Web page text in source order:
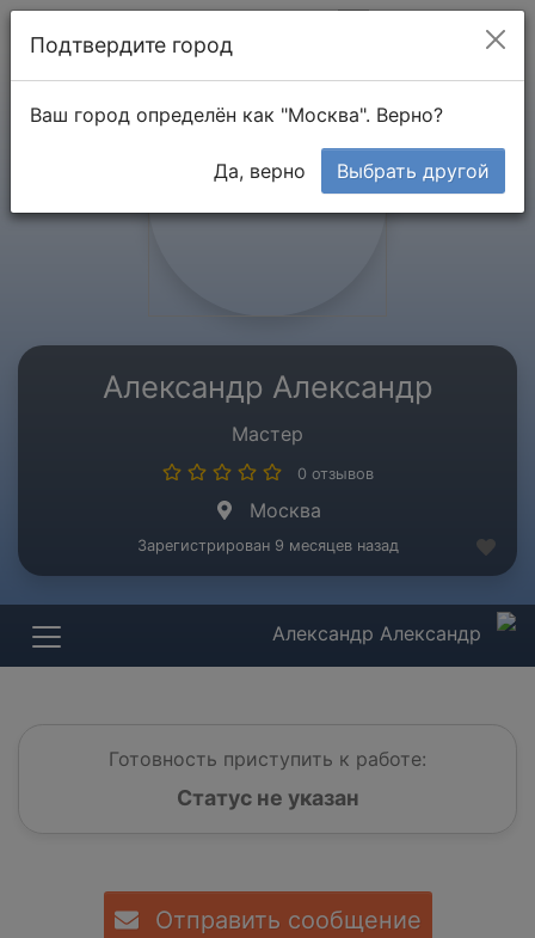
Александр Александр
Мастер
0 отзывов
Москва
Зарегистрирован 9 месяцев назад
Александр Александр
Готовность приступить к работе:
Статус не указан
Отправить сообщение
Подтвердите город
Ваш город определён как "Москва". Верно?
Да, верно Выбрать другой